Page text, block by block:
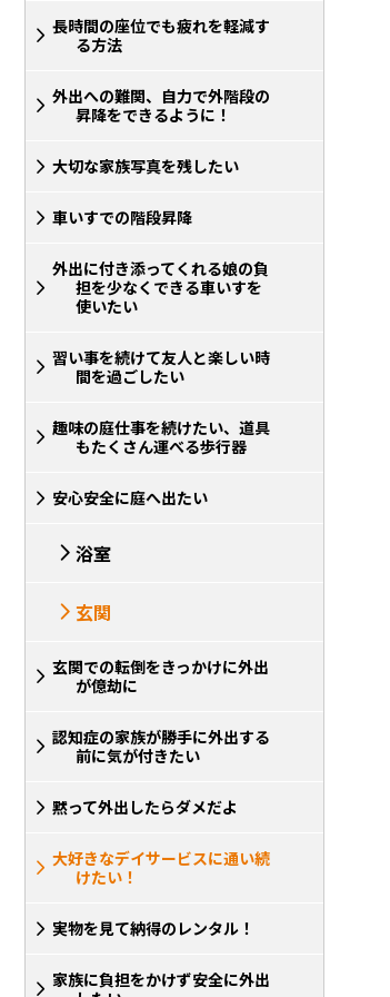
長時間の座位でも疲れを軽減す
る方法
外出への難関、自力で外階段の
昇降をできるように！
大切な家族写真を残したい
車いすでの階段昇降
外出に付き添ってくれる娘の負
担を少なくできる車いすを
使いたい
習い事を続けて友人と楽しい時
間を過ごしたい
趣味の庭仕事を続けたい、道具
もたくさん運べる歩行器
安心安全に庭へ出たい
浴室
玄関
玄関での転倒をきっかけに外出
が億劫に
認知症の家族が勝手に外出する
前に気が付きたい
黙って外出したらダメだよ
大好きなデイサービスに通い続
けたい！
実物を見て納得のレンタル！
家族に負担をかけず安全に外出